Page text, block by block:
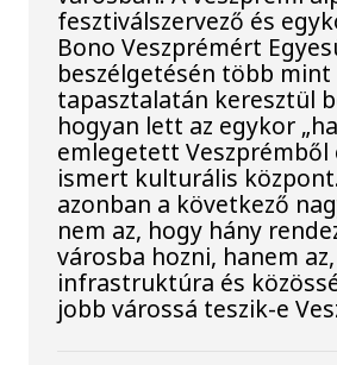
fesztiválszervező és
Bono Veszprémért
beszélgetésén több
tapasztalatán keresztül
hogyan lett az egykor
emlegetett Veszprémből
ismert kulturális
azonban a következő
nem az, hogy hány
városba hozni, hanem
infrastruktúra és
jobb várossá teszik-e